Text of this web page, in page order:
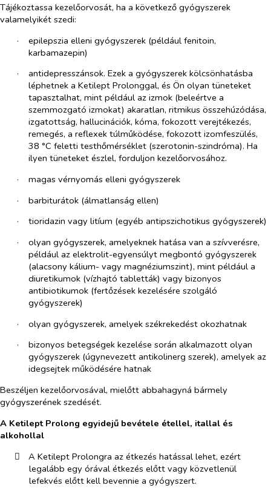
Tájékoztassa kezelőorvosát, ha a következő gyógyszerek
valamelyikét szedi:
·​
epilepszia elleni gyógyszerek (például fenitoin,
karbamazepin)
·​
antidepresszánsok. Ezek a gyógyszerek kölcsönhatásba
léphetnek a Ketilept Prolonggal, és Ön olyan tüneteket
tapasztalhat, mint például az izmok (beleértve a
szemmozgató izmokat) akaratlan, ritmikus összehúzódása,
izgatottság, hallucinációk, kóma, fokozott verejtékezés,
remegés, a reflexek túlműködése, fokozott izomfeszülés,
38 °C feletti testhőmérséklet (szerotonin-szindróma). Ha
ilyen tüneteket észlel, forduljon kezelőorvosához.
·​
magas vérnyomás elleni gyógyszerek
·​
barbiturátok (álmatlanság ellen)
·​
tioridazin vagy litíum (egyéb antipszichotikus gyógyszerek)
·​
olyan gyógyszerek, amelyeknek hatása van a szívverésre,
például az elektrolit-egyensúlyt megbontó gyógyszerek
(alacsony kálium- vagy magnéziumszint), mint például a
diuretikumok (vízhajtó tabletták) vagy bizonyos
antibiotikumok (fertőzések kezelésére szolgáló
gyógyszerek)
·​
olyan gyógyszerek, amelyek székrekedést okozhatnak
·​
bizonyos betegségek kezelése során alkalmazott olyan
gyógyszerek (úgynevezett antikolinerg szerek), amelyek az
idegsejtek működésére hatnak
Beszéljen kezelőorvosával, mielőtt abbahagyná bármely
gyógyszerének szedését.
A Ketilept Prolong egyidejű bevétele étellel, itallal és
alkohollal
​
A Ketilept Prolongra az étkezés hatással lehet, ezért
legalább egy órával étkezés előtt vagy közvetlenül
lefekvés előtt kell bevennie a gyógyszert.